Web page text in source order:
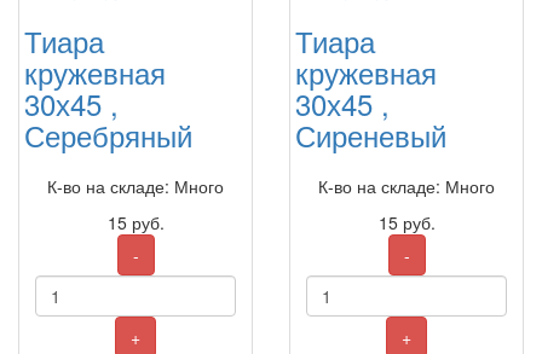
Тиара
кружевная
30х45 ,
Серебряный
К-во на складе: Много
15 руб.
-
+
Тиара
кружевная
30х45 ,
Сиреневый
К-во на складе: Много
15 руб.
-
+